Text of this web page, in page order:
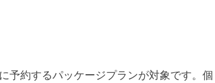
予約するパッケージプランが対象です。個